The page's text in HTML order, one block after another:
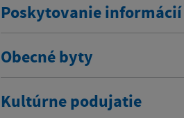
Poskytovanie informácií
Obecné byty
Kultúrne podujatie